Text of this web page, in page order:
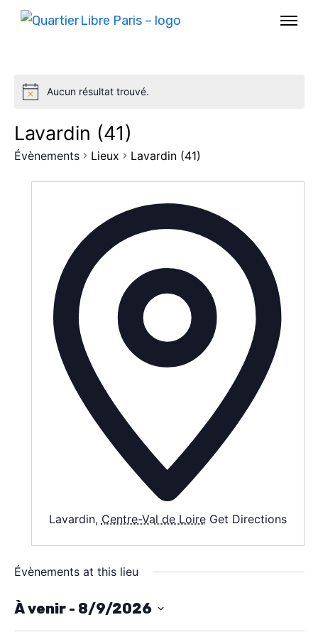
AGENDA
SPECTACLE
À PROPOS
CONTACT
Aucun résultat trouvé.
Lavardin (41)
Évènements Lieux Lavardin (41)
Lavardin, Centre-Val de Loire Get Directions
Évènements at this lieu
À venir - 8/9/2026
S